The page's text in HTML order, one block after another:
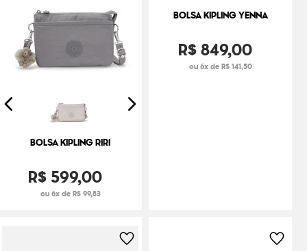
BOLSA KIPLING RIRI
R$599,00
ou 6x de R$ 99,83
BOLSA KIPLING YENNA
R$849,00
ou 6x de R$ 141,50